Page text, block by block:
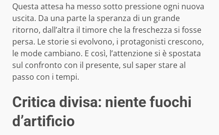
Questa attesa ha messo sotto pressione ogni nuova
uscita. Da una parte la speranza di un grande
ritorno, dall’altra il timore che la freschezza si fosse
persa. Le storie si evolvono, i protagonisti crescono,
le mode cambiano. E così, l’attenzione si è spostata
sul confronto con il presente, sul saper stare al
passo con i tempi.
Critica divisa: niente fuochi
d’artificio